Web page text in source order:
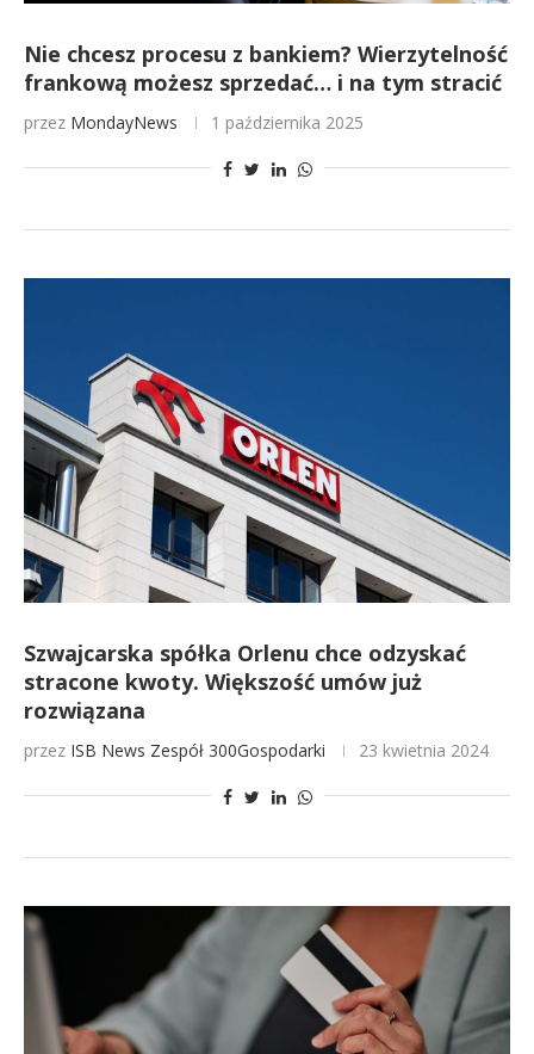
Nie chcesz procesu z bankiem? Wierzytelność
frankową możesz sprzedać… i na tym stracić
przez MondayNews 1 października 2025
Szwajcarska spółka Orlenu chce odzyskać
stracone kwoty. Większość umów już
rozwiązana
przez ISB News Zespół 300Gospodarki 23 kwietnia 2024